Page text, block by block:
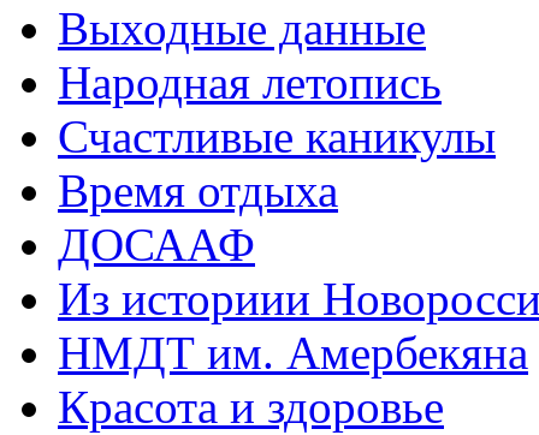
Выходные данные
Народная летопись
Счастливые каникулы
Время отдыха
ДОСААФ
Из историии
НМДТ им. Амербекяна
Красота и здоровье